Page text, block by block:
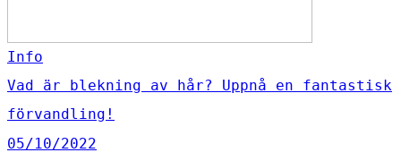
Info
Vad är blekning av hår? Uppnå en fantastisk
förvandling!
05/10/2022